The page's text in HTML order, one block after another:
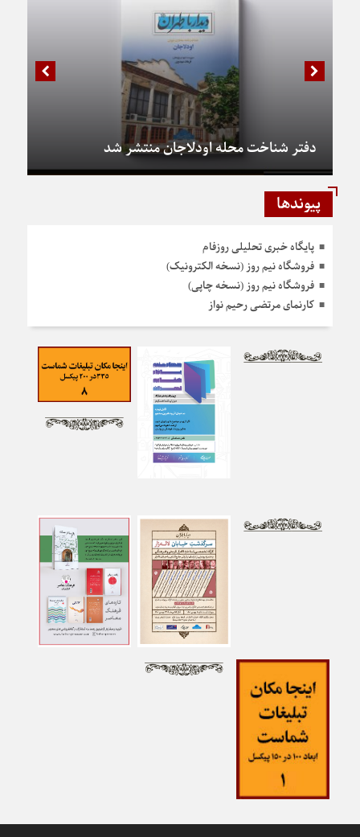
دفتر شناخت محله اودلاجان منتشر شد
پیوندها
پایگاه خبری تحلیلی روزفام
فروشگاه نیم روز (نسخه الکترونیک)
فروشگاه نیم روز (نسخه چاپی)
کارنمای مرتضی رحیم نواز